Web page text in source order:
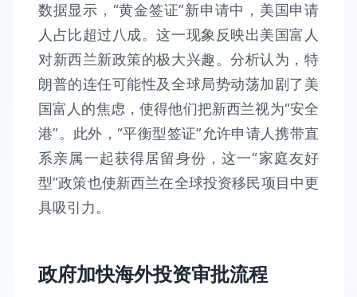
数据显示，“黄金签证”新申请中，美国申请
人占比超过八成。这一现象反映出美国富人
对新西兰新政策的极大兴趣。分析认为，特
朗普的连任可能性及全球局势动荡加剧了美
国富人的焦虑，使得他们把新西兰视为“安全
港”。此外，“平衡型签证”允许申请人携带直
系亲属一起获得居留身份，这一“家庭友好
型”政策也使新西兰在全球投资移民项目中更
具吸引力。
政府加快海外投资审批流程